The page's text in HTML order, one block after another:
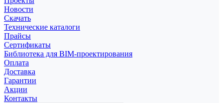
Новости
Скачать
Технические каталоги
Прайсы
Сертификаты
Библиотека для BIM-проектирования
Оплата
Доставка
Гарантии
Акции
Контакты